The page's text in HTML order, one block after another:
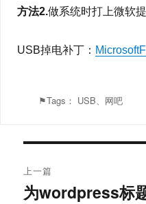
方法2.做系统时打上微软
USB掉电补丁：
⚑Tags： USB、 网吧
章
上一篇
上
为wordpress标